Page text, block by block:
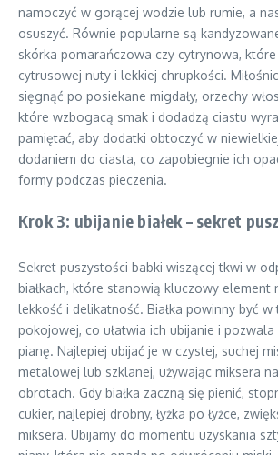
namoczyć w gorącej wodzie lub rumie, a
osuszyć. Równie popularne są
skórka pomarańczowa czy cytrynowa,
cytrusowej nuty i lekkiej chrupkości.
sięgnąć po posiekane migdały, orzechy
które wzbogacą smak i dodadzą ciastu
pamiętać, aby dodatki obtoczyć w
dodaniem do ciasta, co zapobiegnie ich
formy podczas pieczenia.
Krok 3: ubijanie białek – sekret
Sekret puszystości babki wiszącej tkwi w
białkach, które stanowią kluczowy element
lekkość i delikatność. Białka powinny być w
pokojowej, co ułatwia ich ubijanie i
pianę. Najlepiej ubijać je w czystej, suchej
metalowej lub szklanej, używając miksera
obrotach. Gdy białka zaczną się pienić,
cukier, najlepiej drobny, łyżka po łyżce,
miksera. Ubijamy do momentu uzyskania